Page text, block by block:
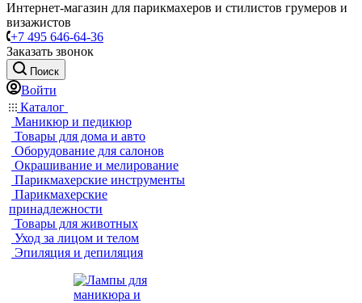
Интернет-магазин для парикмахеров и стилистов грумеров и
визажистов
+7 495 646-64-36
Заказать звонок
Поиск
Войти
Каталог
Маникюр и педикюр
Товары для дома и авто
Оборудование для салонов
Окрашивание и мелирование
Парикмахерские инструменты
Парикмахерские
принадлежности
Товары для животных
Уход за лицом и телом
Эпиляция и депиляция